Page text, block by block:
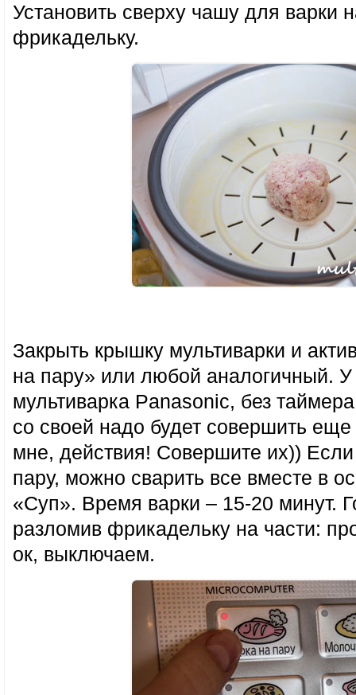
Установить сверху чашу для варки
фрикадельку.
Закрыть крышку мультиварки и
на пару» или любой аналогичный.
мультиварка Panasonic, без
со своей надо будет совершить еще
мне, действия! Совершите их))
пару, можно сварить все вместе в
«Суп». Время варки – 15-20 минут.
разломив фрикадельку на части:
ок, выключаем.